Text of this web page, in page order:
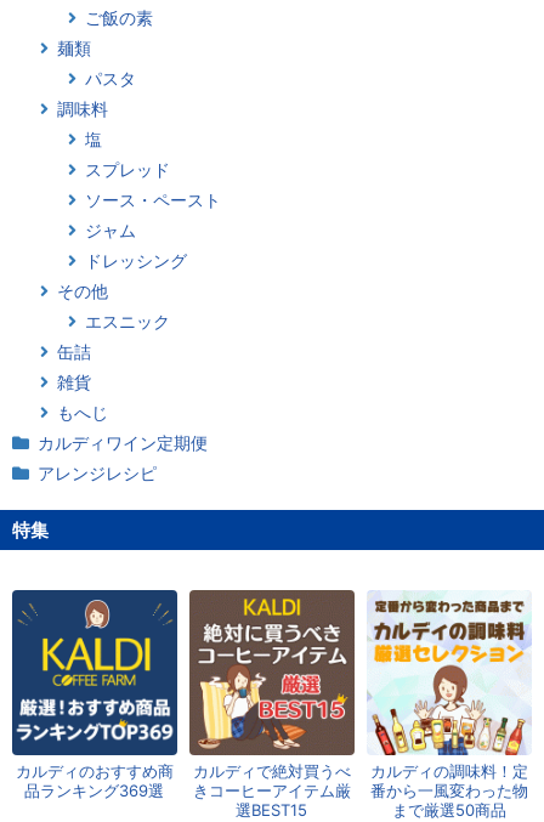
ご飯の素
麺類
パスタ
調味料
塩
スプレッド
ソース・ペースト
ジャム
ドレッシング
その他
エスニック
缶詰
雑貨
もへじ
カルディワイン定期便
アレンジレシピ
特集
カルディのおすすめ商
品ランキング369選
カルディで絶対買うべ
きコーヒーアイテム厳
選BEST15
カルディの調味料！定
番から一風変わった物
まで厳選50商品